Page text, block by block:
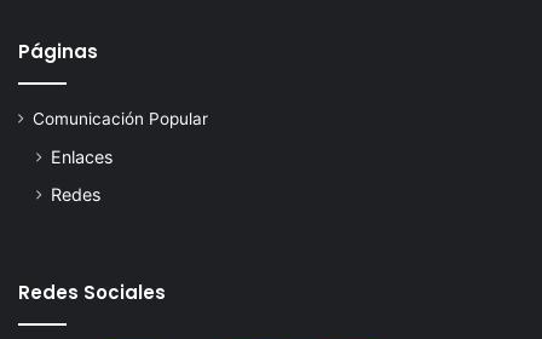
Páginas
Comunicación Popular
Enlaces
Redes
Redes Sociales